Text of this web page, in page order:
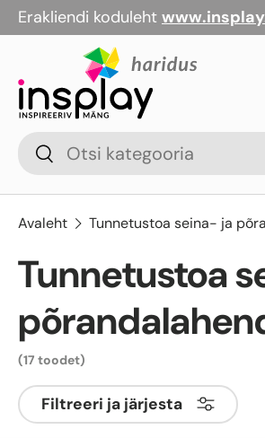
Jäta vahele
Erakliendi koduleht
OtsiOtsi
Avaleht Tunnetustoa seina- ja
Tunnetustoa
(17 toodet)
Filtreeri ja järjesta